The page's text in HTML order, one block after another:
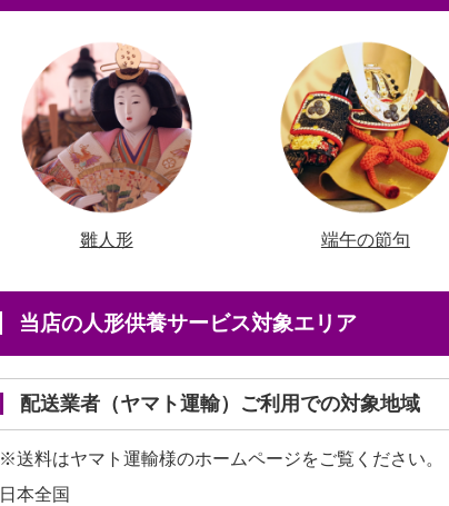
雛人形 端午の節句
当店の人形供養サービス対象エリア
配送業者（ヤマト運輸）ご利用での対象地域
※送料はヤマト運輸様のホームページをご覧ください。
日本全国